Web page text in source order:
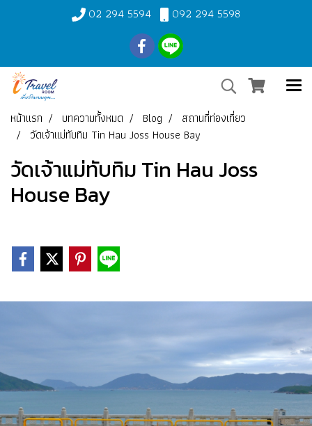
02 294 5594 092 294 5598
หน้าแรก บทความทั้งหมด Blog
สถานที่ท่องเที่ยว
วัดเจ้าแม่ทับทิม Tin Hau Joss House Bay
วัดเจ้าแม่ทับทิม Tin Hau Joss
House Bay